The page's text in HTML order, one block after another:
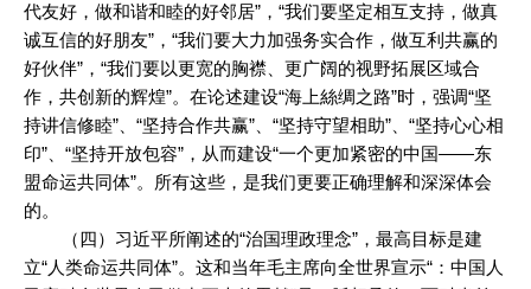
代友好，做和谐和睦的好邻居”，“我们要坚定相互支持，做真
诚互信的好朋友”，“我们要大力加强务实合作，做互利共赢的
好伙伴”，“我们要以更宽的胸襟、更广阔的视野拓展区域合
作，共创新的辉煌”。在论述建设“海上絲绸之路”时，强调“坚
持讲信修睦”、“坚持合作共赢”、“坚持守望相助”、“坚持心心相
印”、“坚持开放包容”，从而建设“一个更加紧密的中国——东
盟命运共同体”。所有这些，是我们更要正确理解和深深体会
的。
（四）习近平所阐述的“治国理政理念”，最高目标是建
立“人类命运共同体”。这和当年毛主席向全世界宣示“：中国人